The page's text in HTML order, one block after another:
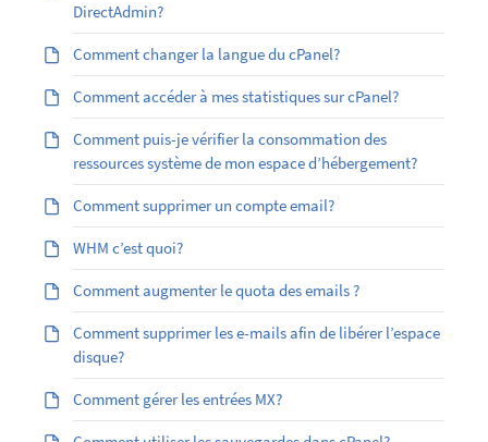
DirectAdmin?
Comment changer la langue du cPanel?
Comment accéder à mes statistiques sur cPanel?
Comment puis-je vérifier la consommation des
ressources système de mon espace d’hébergement?
Comment supprimer un compte email?
WHM c’est quoi?
Comment augmenter le quota des emails ?
Comment supprimer les e-mails afin de libérer l’espace
disque?
Comment gérer les entrées MX?